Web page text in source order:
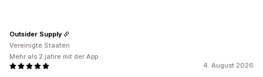
4. August 2026
Outsider Supply
Vereinigte Staaten
Mehr als 2 jahre mit der App